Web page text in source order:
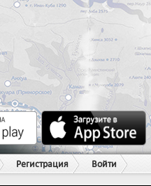
Регистрация Войти